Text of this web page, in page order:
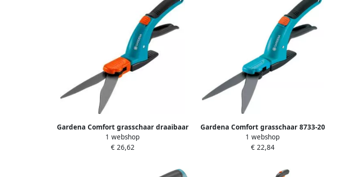
Gardena Comfort grasschaar draaibaar
8734-20
1 webshop
€ 26,62
Gardena Comfort grasschaar 8733-20
1 webshop
€ 22,84